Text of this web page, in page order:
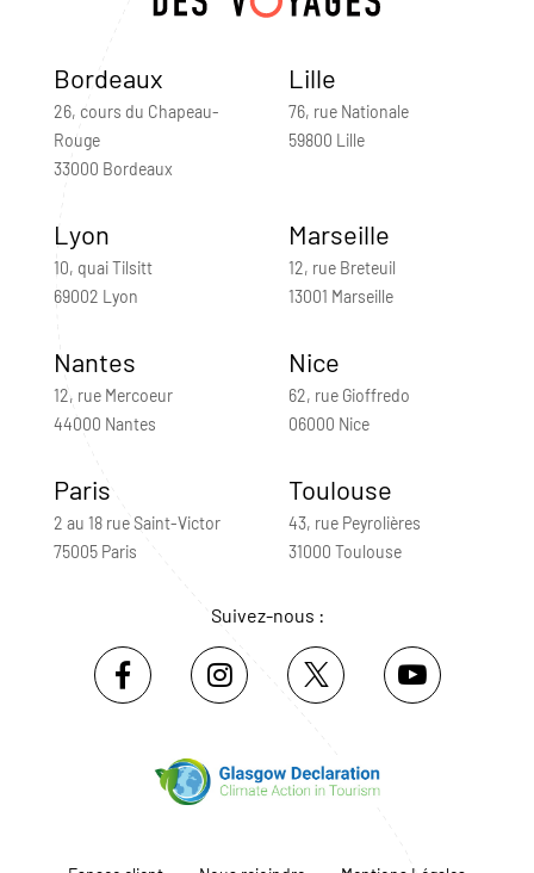
Bordeaux
26, cours du Chapeau-
Rouge
33000 Bordeaux
Lille
76, rue Nationale
59800 Lille
Lyon
10, quai Tilsitt
69002 Lyon
Marseille
12, rue Breteuil
13001 Marseille
Nantes
12, rue Mercoeur
44000 Nantes
Nice
62, rue Gioffredo
06000 Nice
Paris
2 au 18 rue Saint-Victor
75005 Paris
Toulouse
43, rue Peyrolières
31000 Toulouse
Suivez-nous :